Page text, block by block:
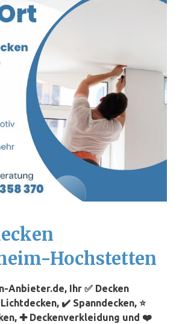
Hochstetten
Anbieter.de, Ihr ✅ Decken
✔️ Spanndecken, ⭐
✚ Deckenverkleidung und ❤️